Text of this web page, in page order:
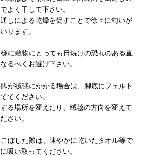
よく干して下さい。
しによる乾燥を促すことで徐々に匂いが
ります。
に敷物にとっても日焼けの恐れのある直
るべくお避け下さい。
が絨毯にかかる場合は、脚底にフェルト
てください。
る場所を変えたり、絨毯の方向を変えて
さい。
ぼした際は、速やかに乾いたタオル等で
吸い取ってください。